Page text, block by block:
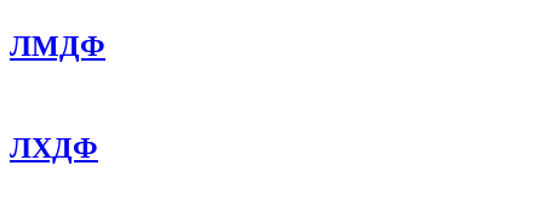
ЛМДФ
ЛХДФ